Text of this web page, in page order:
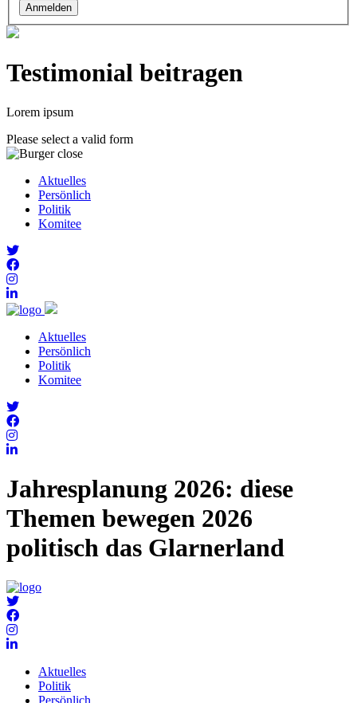
Anmelden
Testimonial beitragen
Lorem ipsum
Please select a valid form
Aktuelles
Persönlich
Politik
Komitee
Aktuelles
Persönlich
Politik
Komitee
Jahresplanung 2026: diese
Themen bewegen 2026
politisch das Glarnerland
Aktuelles
Politik
Persönlich